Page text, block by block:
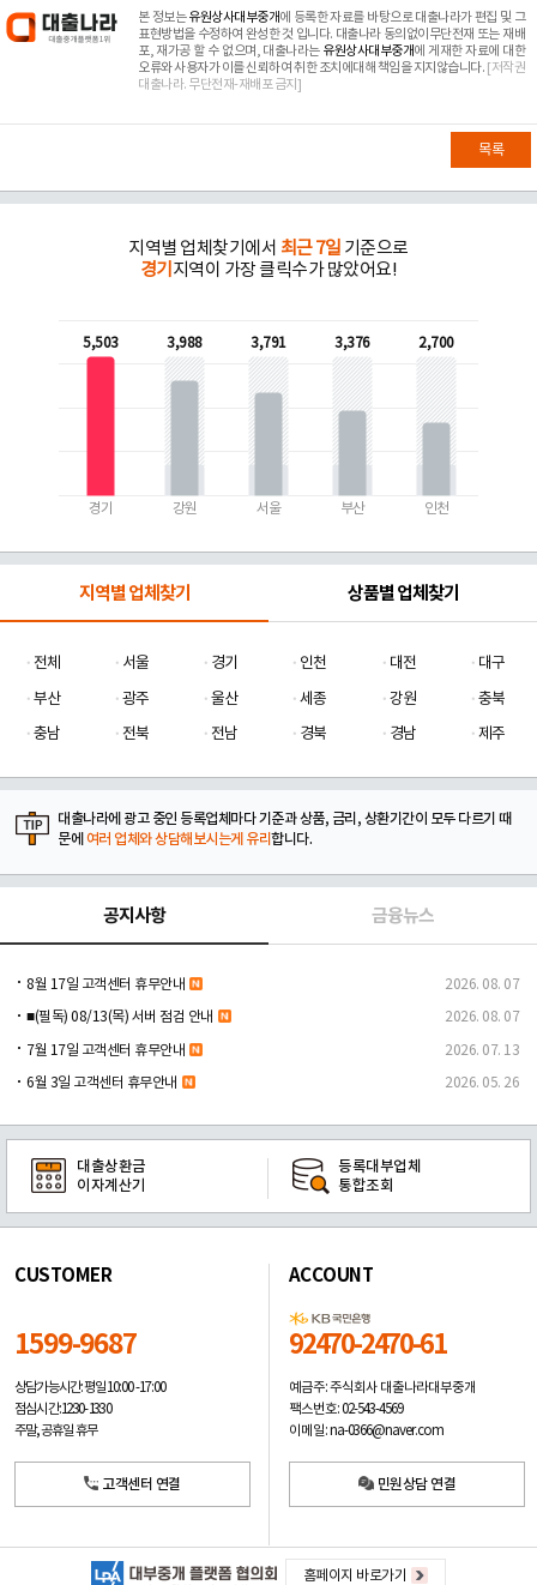
본 정보는유원상사대부중개에 등록한 자료를 바탕으로 대출나라가 편집 및 그
표현방법을 수정하여 완성한 것 입니다. 대출나라 동의없이무단전재 또는 재배
포, 재가공 할 수 없으며, 대출나라는 유원상사대부중개에 게재한 자료에 대한
오류와 사용자가 이를 신뢰하여 취한 조치에대해 책임을 지지않습니다. [저작권
대출나라. 무단전재-재배포 금지]
목록
지역별 업체찾기에서 최근 7일 기준으로
경기 지역이 가장 클릭수가 많았어요!
5,503
경기
3,988
강원
3,791
서울
3,376
부산
2,700
인천
지역별 업체찾기 상품별 업체찾기
전체 서울 경기 인천 대전
대구
부산
광주 울산 세종 강원
충북
충남
전북 전남 경북 경남 제주
대출나라에 광고 중인 등록업체마다 기준과 상품, 금리, 상환기간이 모두 다르기 때
문에 여러 업체와 상담해보시는게 유리합니다.
공지사항 금융뉴스
8월 17일 고객센터 휴무안내 2026. 08. 07
■(필독) 08/13(목) 서버 점검 안내 2026. 08. 07
7월 17일 고객센터 휴무안내 2026. 07. 13
6월 3일 고객센터 휴무안내 2026. 05. 26
대출상환금
이자계산기
등록대부업체
통합조회
CUSTOMER
1599-9687
상담가능시간: 평일10:00 -17:00
점심시간: 12:30 - 13:30
주말, 공휴일 휴무
고객센터 연결
ACCOUNT
92470-2470-61
예금주: 주식회사 대출나라대부중개
팩스번호: 02-543-4569
이메일: na-0366@naver.com
민원상담 연결
홈페이지 바로가기